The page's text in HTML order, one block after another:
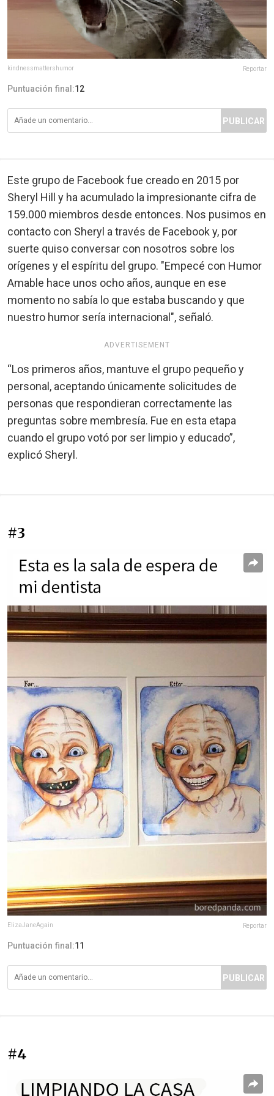
kindnessmattershumor Reportar
Puntuación final:12
PUBLICAR
Este grupo de Facebook fue creado en 2015 por
Sheryl Hill y ha acumulado la impresionante cifra de
159.000 miembros desde entonces. Nos pusimos en
contacto con Sheryl a través de Facebook y, por
suerte quiso conversar con nosotros sobre los
orígenes y el espíritu del grupo. "Empecé con Humor
Amable hace unos ocho años, aunque en ese
momento no sabía lo que estaba buscando y que
nuestro humor sería internacional", señaló.
ADVERTISEMENT
“Los primeros años, mantuve el grupo pequeño y
personal, aceptando únicamente solicitudes de
personas que respondieran correctamente las
preguntas sobre membresía. Fue en esta etapa
cuando el grupo votó por ser limpio y educado”,
explicó Sheryl.
#3
ElizaJaneAgain Reportar
Puntuación final:11
PUBLICAR
#4